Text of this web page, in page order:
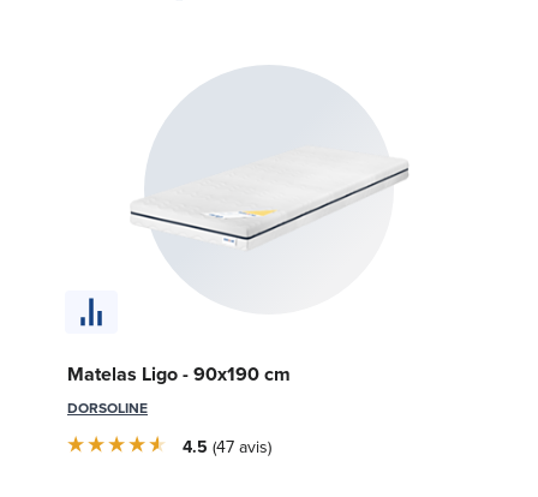
Matelas Ligo - 90x190 cm
DORSOLINE
4.5 47avis